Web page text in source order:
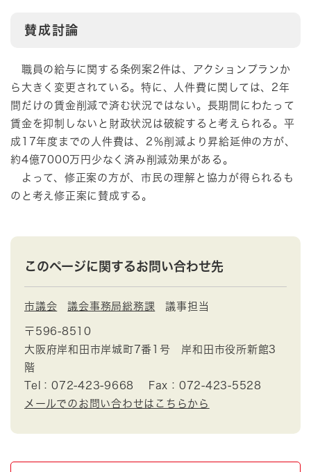
賛成討論
職員の給与に関する条例案2件は、アクションプランか
ら大きく変更されている。特に、人件費に関しては、2年
間だけの賃金削減で済む状況ではない。長期間にわたって
賃金を抑制しないと財政状況は破綻すると考えられる。平
成17年度までの人件費は、2％削減より昇給延伸の方が、
約4億7000万円少なく済み削減効果がある。
よって、修正案の方が、市民の理解と協力が得られるも
のと考え修正案に賛成する。
このページに関するお問い合わせ先
市議会 議会事務局総務課 議事担当
〒596-8510
大阪府岸和田市岸城町7番1号 岸和田市役所新館3
階
Tel：072-423-9668
Fax：072-423-5528
メールでのお問い合わせはこちらから